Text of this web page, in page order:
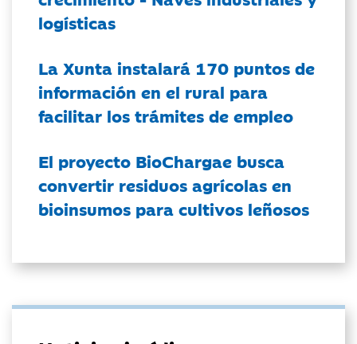
logísticas
La Xunta instalará 170 puntos de
información en el rural para
facilitar los trámites de empleo
El proyecto BioChargae busca
convertir residuos agrícolas en
bioinsumos para cultivos leñosos